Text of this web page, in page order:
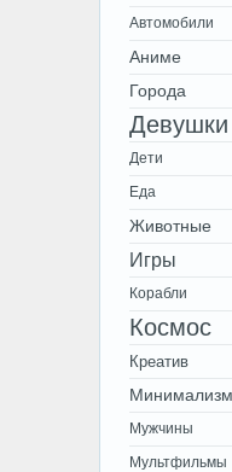
Автомобили
Аниме
Города
Девушки
Дети
Еда
Животные
Игры
Корабли
Космос
Креатив
Минимализм
Мужчины
Мультфильмы